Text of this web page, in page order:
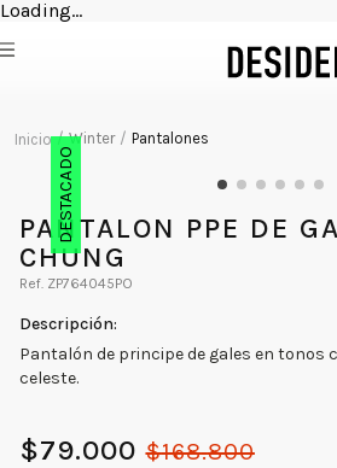
Loading...
Winter Pantalones
DESTACADO
PANTALON PPE DE GALES
CHUNG
ZP764045PO
Pantalón de principe de gales en tonos
celeste.
$79.000 $168.800